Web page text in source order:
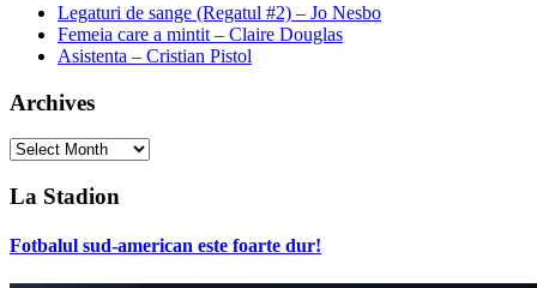
Legaturi de sange (Regatul #2) – Jo Nesbo
Femeia care a mintit – Claire Douglas
Asistenta – Cristian Pistol
Archives
Archives
La Stadion
Fotbalul sud-american este foarte dur!